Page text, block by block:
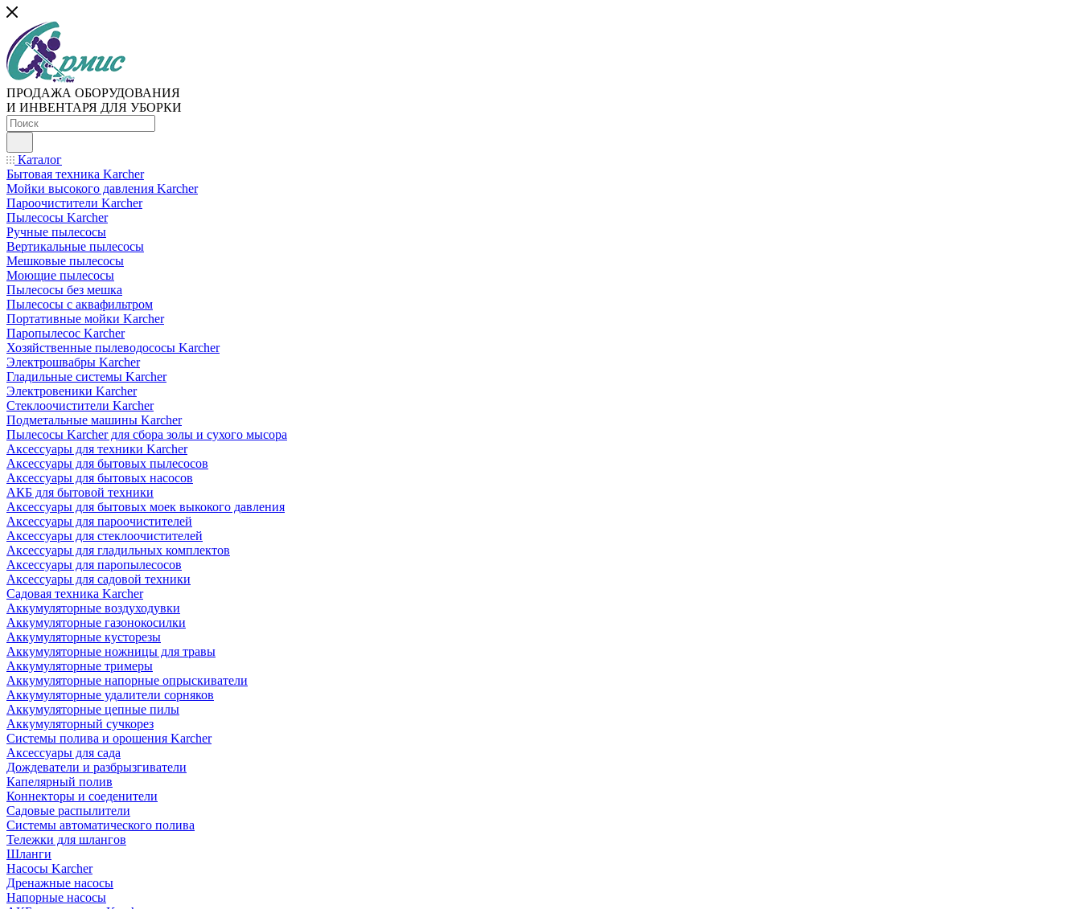
ПРОДАЖА ОБОРУДОВАНИЯ
И ИНВЕНТАРЯ ДЛЯ УБОРКИ
Каталог
Бытовая техника Karcher
Мойки высокого давления Karcher
Пароочистители Karcher
Пылесосы Karcher
Ручные пылесосы
Вертикальные пылесосы
Мешковые пылесосы
Моющие пылесосы
Пылесосы без мешка
Пылесосы с аквафильтром
Портативные мойки Karcher
Паропылесос Karcher
Хозяйственные пылеводососы Karcher
Электрошвабры Karcher
Гладильные системы Karcher
Электровеники Karcher
Стеклоочистители Karcher
Подметальные машины Karcher
Пылесосы Karcher для сбора золы и сухого мысора
Аксессуары для техники Karcher
Аксессуары для бытовых пылесосов
Аксессуары для бытовых насосов
АКБ для бытовой техники
Аксессуары для бытовых моек выкокого давления
Аксессуары для пароочистителей
Аксессуары для стеклоочистителей
Аксессуары для гладильных комплектов
Аксессуары для паропылесосов
Аксессуары для садовой техники
Садовая техника Karcher
Аккумуляторные воздуходувки
Аккумуляторные газонокосилки
Аккумуляторные кусторезы
Аккумуляторные ножницы для травы
Аккумуляторные тримеры
Аккумуляторные напорные опрыскиватели
Аккумуляторные удалители сорняков
Аккумуляторные цепные пилы
Аккумуляторный сучкорез
Системы полива и орошения Karcher
Аксессуары для сада
Дождеватели и разбрызгиватели
Капелярный полив
Коннекторы и соеденители
Садовые распылители
Системы автоматического полива
Тележки для шлангов
Шланги
Насосы Karcher
Дренажные насосы
Напорные насосы